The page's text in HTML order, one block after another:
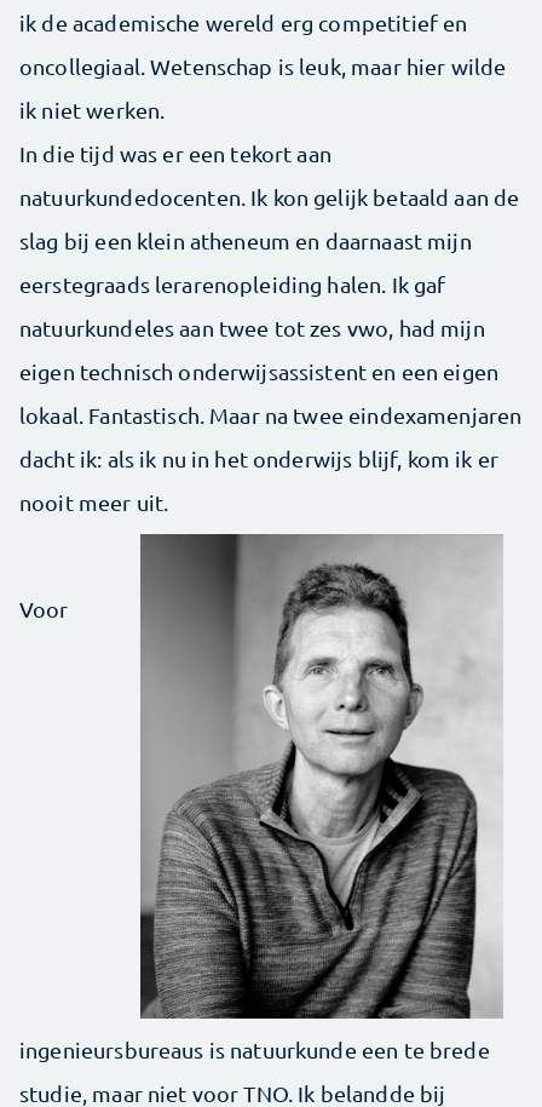
ik de academische wereld erg competitief en
oncollegiaal. Wetenschap is leuk, maar hier wilde
ik niet werken.
In die tijd was er een tekort aan
natuurkundedocenten. Ik kon gelijk betaald aan de
slag bij een klein atheneum en daarnaast mijn
eerstegraads lerarenopleiding halen. Ik gaf
natuurkundeles aan twee tot zes vwo, had mijn
eigen technisch onderwijsassistent en een eigen
lokaal. Fantastisch. Maar na twee eindexamenjaren
dacht ik: als ik nu in het onderwijs blijf, kom ik er
nooit meer uit.
Voor
ingenieursbureaus is natuurkunde een te brede
studie, maar niet voor TNO. Ik belandde bij